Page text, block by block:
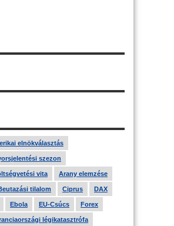
elnökválasztás
szezon
vita Arany elemzése
tilalom Ciprus DAX
Ebola EU-Csúcs Forex
légikatasztrófa